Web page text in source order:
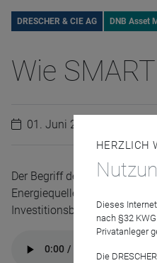
DRESCHER & CIE AG DNB Asset
Wie
01. Juni 2021
Der Begriff der „Smart
Energiequellen über die
Investitionsbedarf ergibt
HERZLICH
Dieses
nach §32
Privatanleger
Die